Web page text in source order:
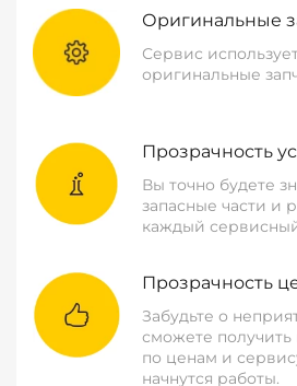
Оригинальные
Сервис
оригинальные
Прозрачность
Вы точно будете
запасные части и
каждый
Прозрачность
Забудьте о
сможете
по ценам и
начнутся работы.